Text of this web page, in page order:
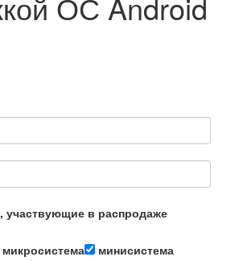
участвующие в распродаже
микросистема
минисистема